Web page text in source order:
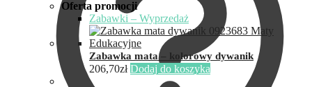
Oferta promocji
Zabawki – Wyprzedaż
Zabawka mata – kolorowy dywanik
206,70zł Dodaj do koszyka